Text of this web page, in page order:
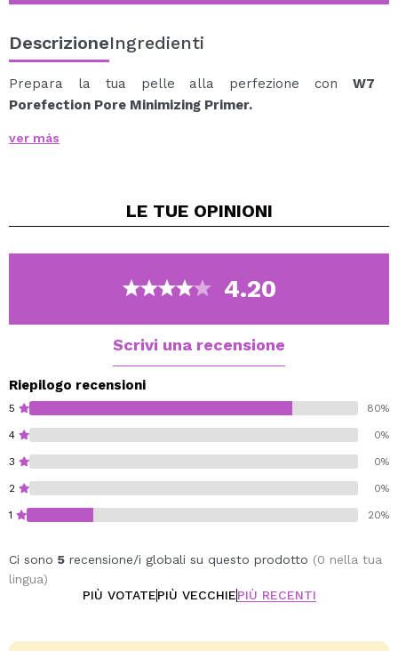
DescrizioneIngredienti
Prepara la tua pelle alla perfezione con W7
Porefection Pore Minimizing Primer.
attenuare l'aspetto dei pori e delle linee sottili, creando
opaca trasparente.
Vegan.
ver más
LE TUE OPINIONI
4.20
Scrivi una recensione
Riepilogo recensioni
5 80%
4 0%
3 0%
2 0%
1 20%
Ci sono 5 recensione/i globali su questo prodotto (0 nella tua
lingua)
PIÙ VOTATEPIÙ VECCHIEPIÙ RECENTI